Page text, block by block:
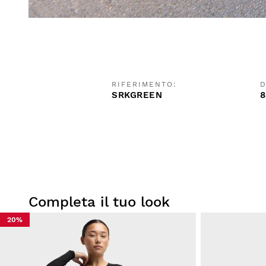
RIFERIMENTO:
SRKGREEN
Completa il tuo look
20%